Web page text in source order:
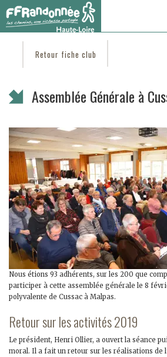
Vous êtes ici :Accueil/ Coté clubs /
Générale à Cussac
Retour fiche club
Assemblée Générale à
Nous étions 93 adhérents, sur les 200 que
participer à cette assemblée générale le 8
polyvalente de Cussac à Malpas.
Retour sur les activités 2019
Le président, Henri Ollier, a ouvert la séance
moral. Il a fait un retour sur les réalisations de